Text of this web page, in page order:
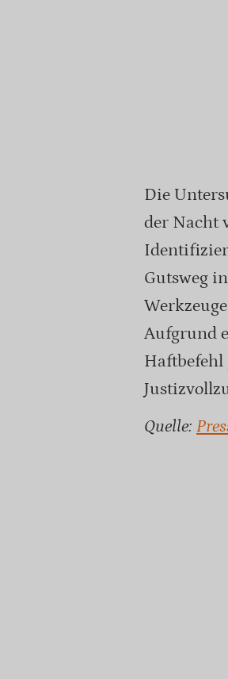
Die
der Nacht
Gutsweg
Aufgrund
Haftbefehl
Quelle: